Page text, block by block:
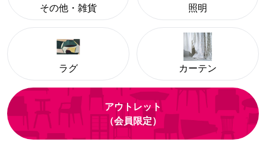
その他・雑貨 照明
ラグ カーテン
アウトレット
（会員限定）